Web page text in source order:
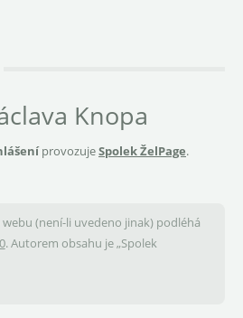
Knopa
provozujeSpolek ŽelPage.
(není-li uvedeno jinak) podléhá
. Autorem obsahu je „Spolek